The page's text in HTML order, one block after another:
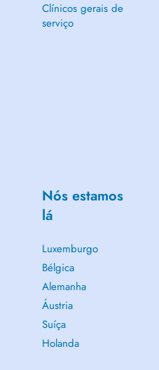
Clínicos gerais de
serviço
Nós estamos
lá
Luxemburgo
Bélgica
Alemanha
Áustria
Suíça
Holanda